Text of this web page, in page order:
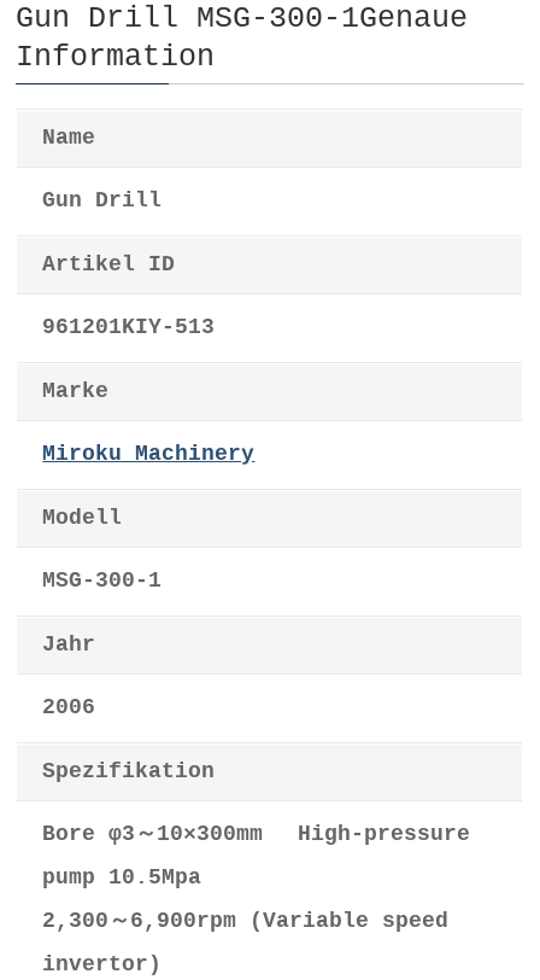
Gun Drill MSG-300-1Genaue
Information
Name
Gun Drill
Artikel ID
961201KIY-513
Marke
Miroku Machinery
Modell
MSG-300-1
Jahr
2006
Spezifikation
Bore φ3～10×300mm High‐pressure
pump 10.5Mpa
2,300～6,900rpm (Variable speed
invertor)